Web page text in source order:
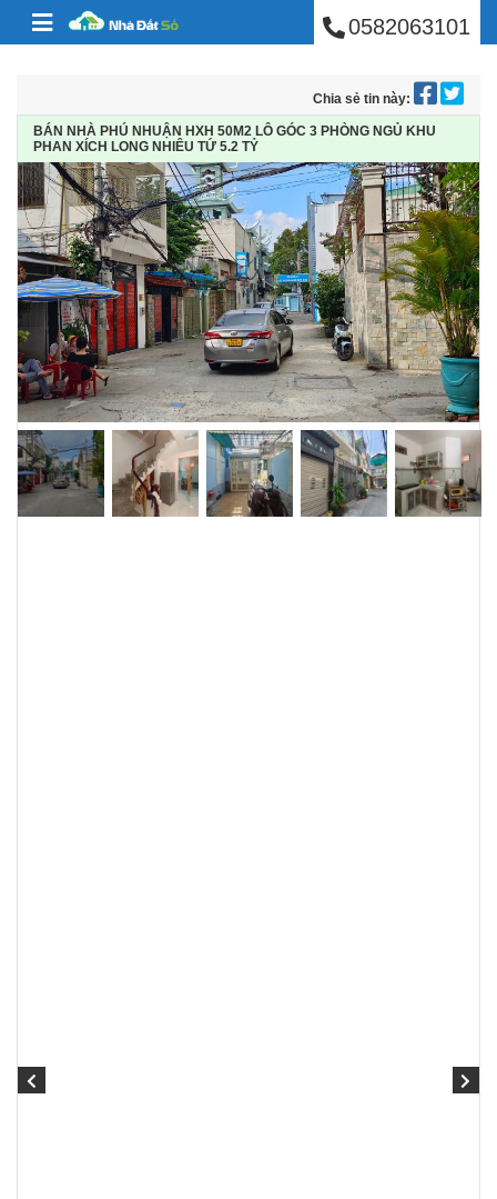
Skip to content BÁN NHÀ PHÚ0582063101
Chia sẻ tin này:
BÁN NHÀ PHÚ NHUẬN HXH 50M2 LÔ GÓC 3 PHÒNG NGỦ KHU
PHAN XÍCH LONG NHIÊU TỨ 5.2 TỶ